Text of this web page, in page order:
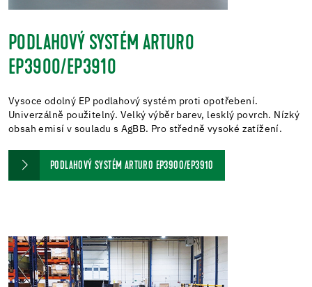
PODLAHOVÝ SYSTÉM ARTURO
EP3900/EP3910
Vysoce odolný EP podlahový systém proti opotřebení.
Univerzálně použitelný. Velký výběr barev, lesklý povrch. Nízký
obsah emisí v souladu s AgBB. Pro středně vysoké zatížení.
PODLAHOVÝ SYSTÉM ARTURO EP3900/EP3910